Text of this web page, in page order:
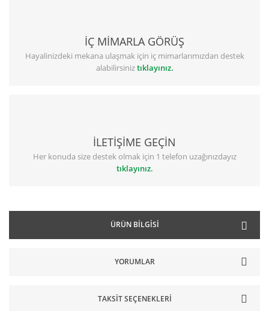
İÇ MİMARLA GÖRÜŞ
Hayalinizdeki mekana ulaşmak için iç mimarlarımızdan destek
alabilirsiniztıklayınız.
İLETİŞİME GEÇİN
Her konuda size destek olmak için 1 telefon uzağınızdayız
tıklayınız.
ÜRÜN BILGISI
YORUMLAR
TAKSIT SEÇENEKLERI